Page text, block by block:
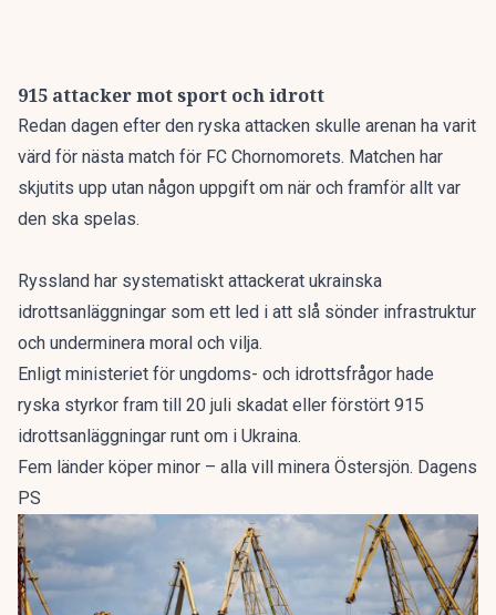
915 attacker mot sport och idrott
Redan dagen efter den ryska attacken skulle arenan ha varit
värd för nästa match för FC Chornomorets. Matchen har
skjutits upp utan någon uppgift om när och framför allt var
den ska spelas.
Ryssland har systematiskt attackerat ukrainska
idrottsanläggningar som ett led i att slå sönder infrastruktur
och underminera moral och vilja.
Enligt ministeriet för ungdoms- och idrottsfrågor hade
ryska styrkor fram till 20 juli skadat eller förstört 915
idrottsanläggningar runt om i Ukraina.
Fem länder köper minor – alla vill minera Östersjön. Dagens
PS